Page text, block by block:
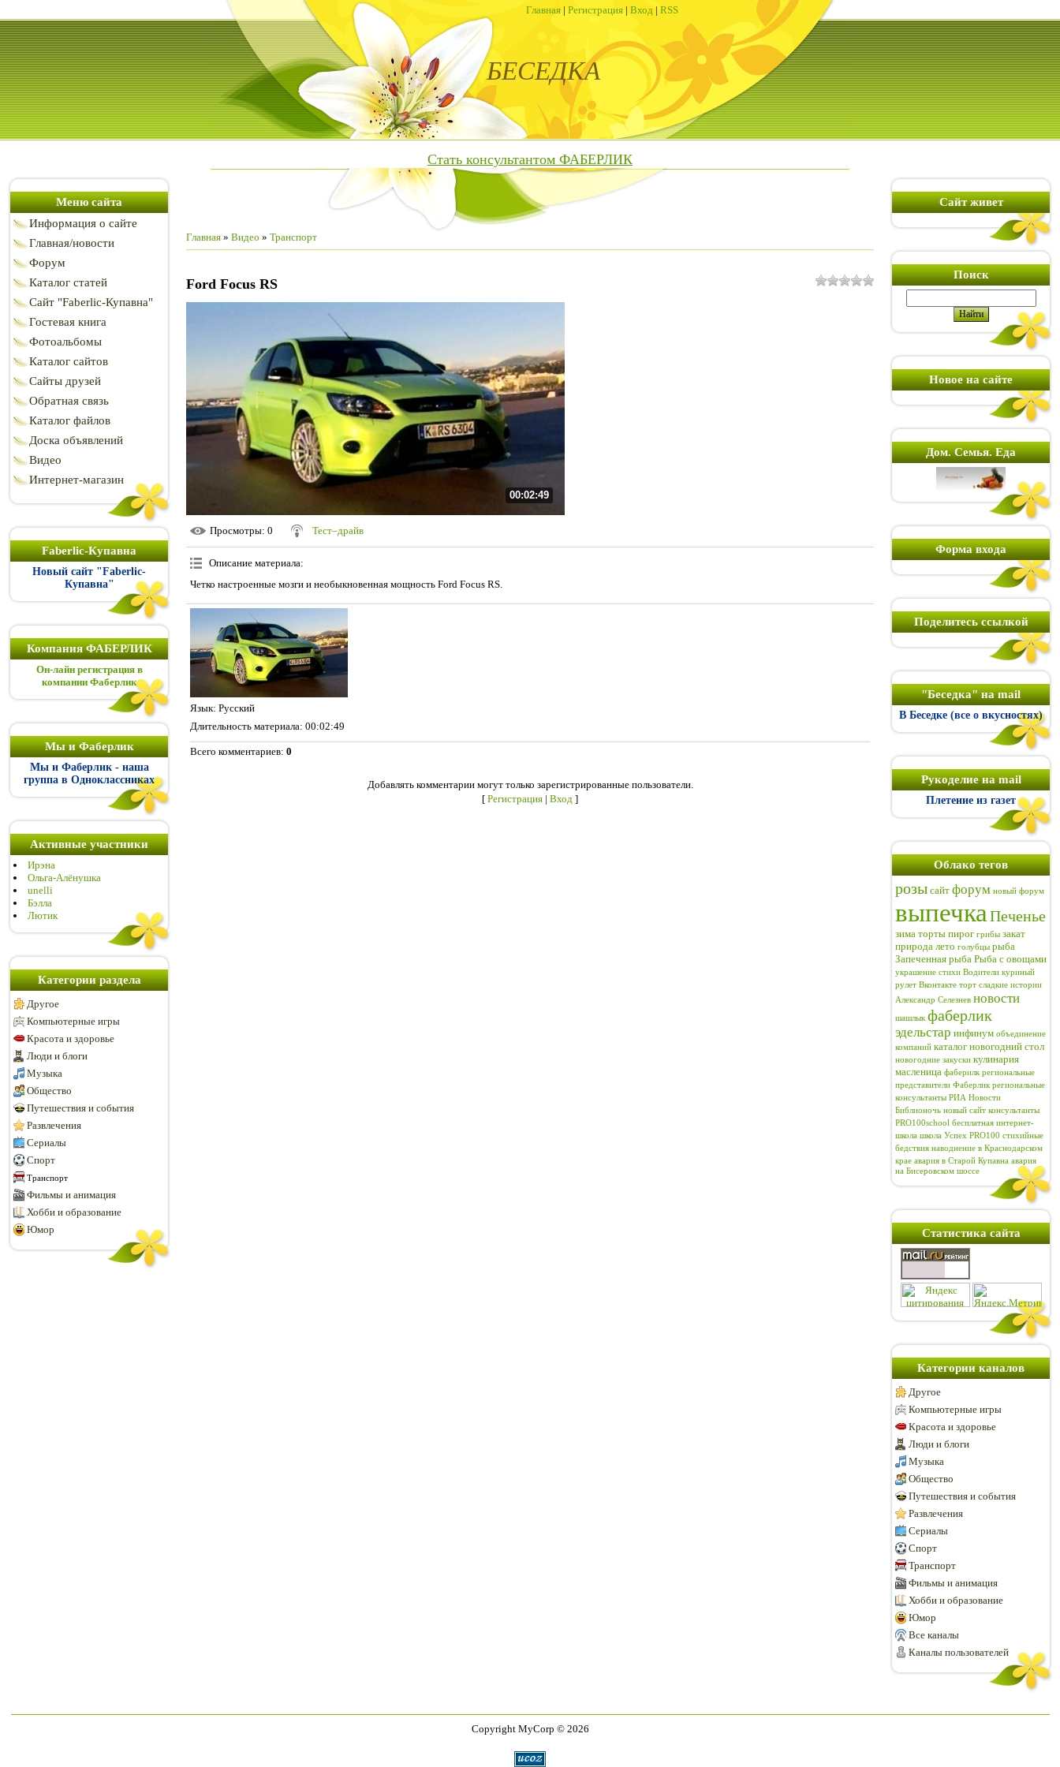
Главная | Регистрация | Вход | RSS
БЕСЕДКА
Стать консультантом ФАБЕРЛИК
Меню сайта
Информация о сайте
Главная/новости
Форум
Каталог статей
Сайт "Faberlic-Купавна"
Гостевая книга
Фотоальбомы
Каталог сайтов
Сайты друзей
Обратная связь
Каталог файлов
Доска объявлений
Видео
Интернет-магазин
Faberlic-Купавна
Новый сайт "Faberlic-
Купавна"
Компания ФАБЕРЛИК
Он-лайн регистрация в
компании Фаберлик
Мы и Фаберлик
Мы и Фаберлик - наша
группа в Одноклассниках
Активные участники
Ирэна
Ольга-Алёнушка
unelli
Бэлла
Лютик
Категории раздела
Другое
Компьютерные игры
Красота и здоровье
Люди и блоги
Музыка
Общество
Путешествия и события
Развлечения
Сериалы
Спорт
Транспорт
Фильмы и анимация
Хобби и образование
Юмор
Главная » Видео » Транспорт
Ford Focus RS
00:02:49
Просмотры: 0 Тест–драйв
Описание материала:
Четко настроенные мозги и необыкновенная мощность Ford Focus RS.
Язык: Русский
Длительность материала: 00:02:49
Всего комментариев: 0
Добавлять комментарии могут только зарегистрированные пользователи.
[ Регистрация | Вход ]
Сайт живет
Поиск
Новое на сайте
Дом. Семья. Еда
Форма входа
Поделитесь ссылкой
"Беседка" на mail
В Беседке (все о вкусностях)
Рукоделие на mail
Плетение из газет
Облако тегов
розы сайт форум новый форум
выпечка Печенье
зима торты пирог грибы закат
природа лето голубцы рыба
Запеченная рыба Рыба с овощами
украшение стихи Водители куриный
рулет Вконтакте торт сладкие истории
Александр Селезнев новости
шашлык фаберлик
эдельстар инфинум объединение
компаний каталог новогодний стол
новогодние закуски кулинария
масленица фаберилк региональные
представители Фаберлик региональные
консультанты РИА Новости
Библионочь новый сайт консультанты
PRO100school бесплатная интернет-
школа школа Успех PRO100 стихийные
бедствия наводнение в Краснодарском
крае авария в Старой Купавна авария
на Бисеровском шоссе
Статистика сайта
Категории каналов
Другое
Компьютерные игры
Красота и здоровье
Люди и блоги
Музыка
Общество
Путешествия и события
Развлечения
Сериалы
Спорт
Транспорт
Фильмы и анимация
Хобби и образование
Юмор
Все каналы
Каналы пользователей
Copyright MyCorp © 2026